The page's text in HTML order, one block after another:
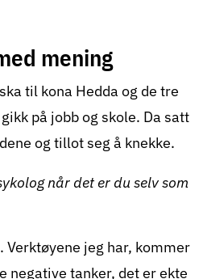
mening
til kona Hedda og de tre
på jobb og skole. Da satt
og tillot seg å knekke.
når det er du selv som
Verktøyene jeg har, kommer
negative tanker, det er ekte